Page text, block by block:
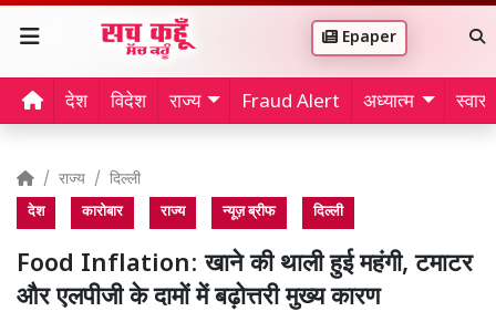
Epaper
देश विदेश राज्य Fraud Alert अध्यात्म
राज्य दिल्ली
देश कारोबार राज्य न्यूज़ ब्रीफ दिल्ली
Food Inflation: खाने की थाली हुई महंगी, टमाटर
और एलपीजी के दामों में बढ़ोत्तरी मुख्य कारण